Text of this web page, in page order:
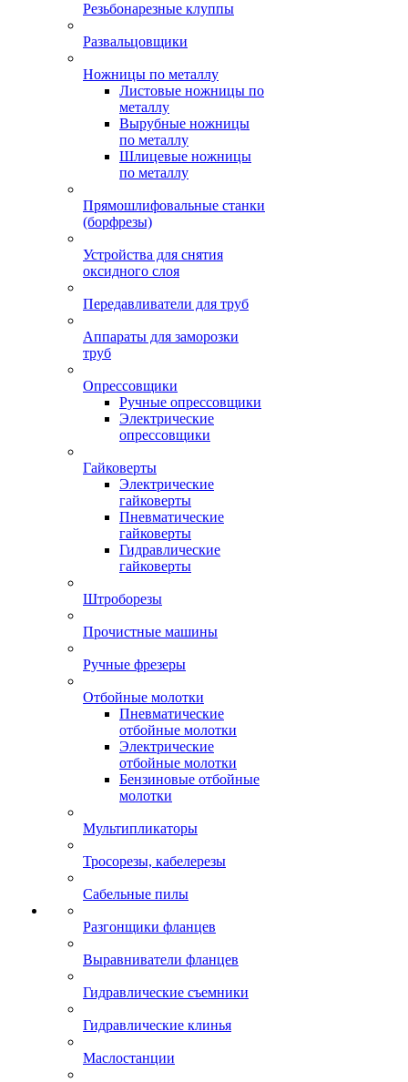
Резьбонарезные клуппы
Развальцовщики
Ножницы по металлу
Листовые ножницы по
металлу
Вырубные ножницы
по металлу
Шлицевые ножницы
по металлу
Прямошлифовальные станки
(борфрезы)
Устройства для снятия
оксидного слоя
Передавливатели для труб
Аппараты для заморозки
труб
Опрессовщики
Ручные опрессовщики
Электрические
опрессовщики
Гайковерты
Электрические
гайковерты
Пневматические
гайковерты
Гидравлические
гайковерты
Штроборезы
Прочистные машины
Ручные фрезеры
Отбойные молотки
Пневматические
отбойные молотки
Электрические
отбойные молотки
Бензиновые отбойные
молотки
Мультипликаторы
Тросорезы, кабелерезы
Сабельные пилы
Разгонщики фланцев
Выравниватели фланцев
Гидравлические съемники
Гидравлические клинья
Маслостанции